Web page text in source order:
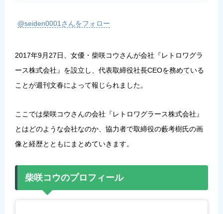
@seiden0001さんをフォロー
2017年9月27日、女優・柴咲コウさんが会社『レトロワグラ
ース株式会社』を設立し、代表取締役社長CEOを務めている
ことが週刊文春によって報じられました。
ここでは柴咲コウさんの会社『レトロワグラース株式会社』
とはどのような会社なのか、協力者で取締役の藪考樹氏の画
像と経歴とともにまとめていきます。
柴咲コウのプロフィール